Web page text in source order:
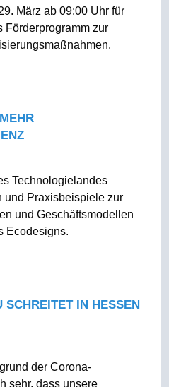
März ab 09:00 Uhr für
Förderprogramm zur
Technologielandes
und Praxisbeispiele zur
und Geschäftsmodellen
Ecodesigns.
IN HESSEN
der Corona-
sehr, dass unsere